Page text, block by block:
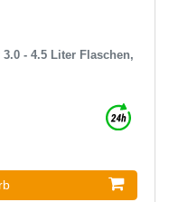
- 4.5 Liter Flaschen,